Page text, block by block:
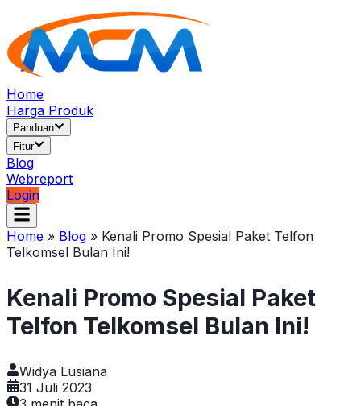
Home
Harga Produk
Panduan
Fitur
Blog
Webreport
Login
Home » Blog » Kenali Promo Spesial Paket Telfon
Telkomsel Bulan Ini!
Kenali Promo Spesial Paket
Telfon Telkomsel Bulan Ini!
Widya Lusiana
31 Juli 2023